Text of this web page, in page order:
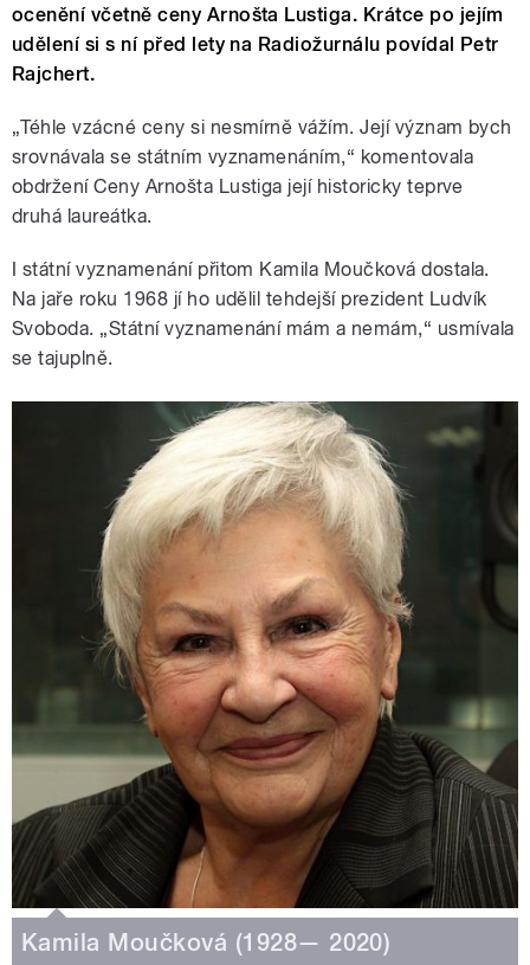
ocenění včetně ceny Arnošta Lustiga. Krátce po jejím
udělení si s ní před lety na Radiožurnálu povídal Petr
Rajchert.
„Téhle vzácné ceny si nesmírně vážím. Její význam bych
srovnávala se státním vyznamenáním,“ komentovala
obdržení Ceny Arnošta Lustiga její historicky teprve
druhá laureátka.
I státní vyznamenání přitom Kamila Moučková dostala.
Na jaře roku 1968 jí ho udělil tehdejší prezident Ludvík
Svoboda. „Státní vyznamenání mám a nemám,“ usmívala
se tajuplně.
Kamila Moučková (1928— 2020)